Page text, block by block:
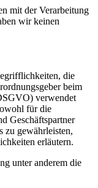
mit der Verarbeitung
wir keinen
die
beim
verwendet
für die
Geschäftspartner
zu gewährleisten,
erläutern.
unter anderem die